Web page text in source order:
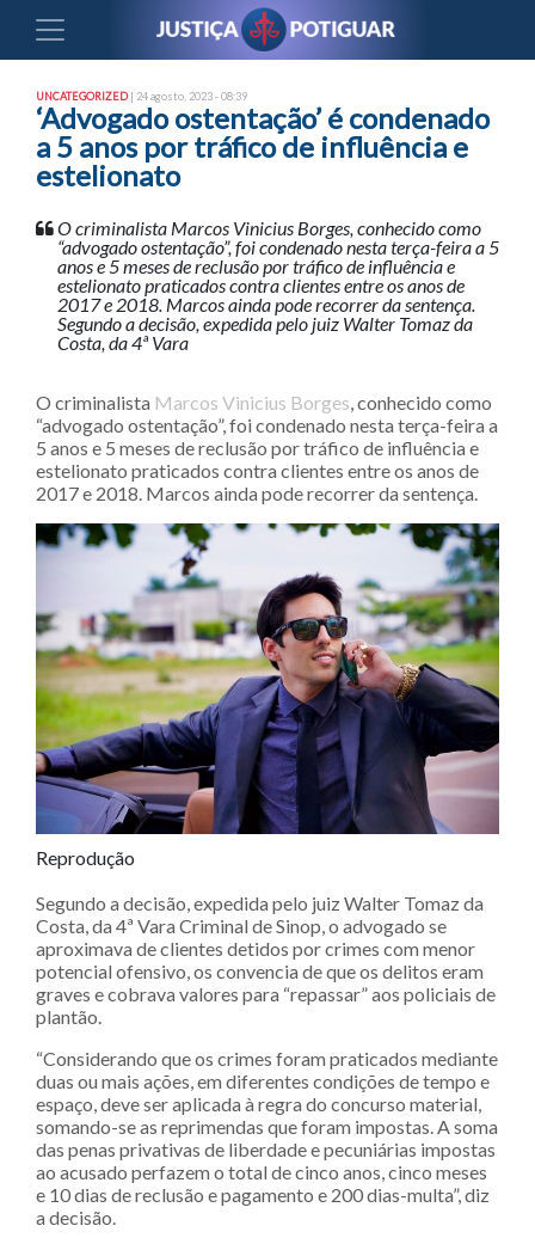
UNCATEGORIZED| 24 agosto, 2023 - 08:39
‘Advogado ostentação’ é condenado
a 5 anos por tráfico de influência e
estelionato
O criminalista Marcos Vinicius Borges, conhecido como
“advogado ostentação”, foi condenado nesta terça-feira a 5
anos e 5 meses de reclusão por tráfico de influência e
estelionato praticados contra clientes entre os anos de
2017 e 2018. Marcos ainda pode recorrer da sentença.
Segundo a decisão, expedida pelo juiz Walter Tomaz da
Costa, da 4ª Vara
O criminalista Marcos Vinicius Borges, conhecido como
“advogado ostentação”, foi condenado nesta terça-feira a
5 anos e 5 meses de reclusão por tráfico de influência e
estelionato praticados contra clientes entre os anos de
2017 e 2018. Marcos ainda pode recorrer da sentença.
Reprodução
Segundo a decisão, expedida pelo juiz Walter Tomaz da
Costa, da 4ª Vara Criminal de Sinop, o advogado se
aproximava de clientes detidos por crimes com menor
potencial ofensivo, os convencia de que os delitos eram
graves e cobrava valores para “repassar” aos policiais de
plantão.
“Considerando que os crimes foram praticados mediante
duas ou mais ações, em diferentes condições de tempo e
espaço, deve ser aplicada à regra do concurso material,
somando-se as reprimendas que foram impostas. A soma
das penas privativas de liberdade e pecuniárias impostas
ao acusado perfazem o total de cinco anos, cinco meses
e 10 dias de reclusão e pagamento e 200 dias-multa”, diz
a decisão.